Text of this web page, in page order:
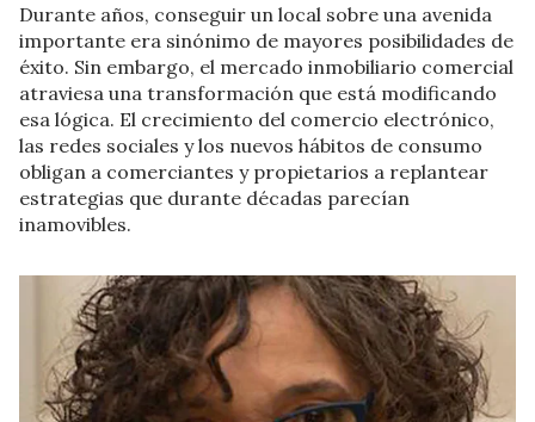
Durante años, conseguir un local sobre una avenida
importante era sinónimo de mayores posibilidades de
éxito. Sin embargo, el mercado inmobiliario comercial
atraviesa una transformación que está modificando
esa lógica. El crecimiento del comercio electrónico,
las redes sociales y los nuevos hábitos de consumo
obligan a comerciantes y propietarios a replantear
estrategias que durante décadas parecían
inamovibles.